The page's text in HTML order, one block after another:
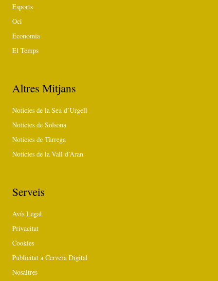
Esports
Oci
Economia
El Temps
Altres Mitjans
Notícies de la Seu d’Urgell
Notícies de Solsona
Notícies de Tàrrega
Notícies de la Vall d’Aran
Serveis
Avís Legal
Privacitat
Cookies
Publicitat a Cervera Digital
Nosaltres